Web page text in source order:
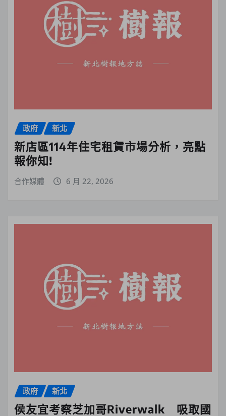
政府 新北
新店區114年住宅租賃市場分析，亮點
報你知!
合作媒體 6 月 22, 2026
政府 新北
侯友宜考察芝加哥Riverwalk 吸取國